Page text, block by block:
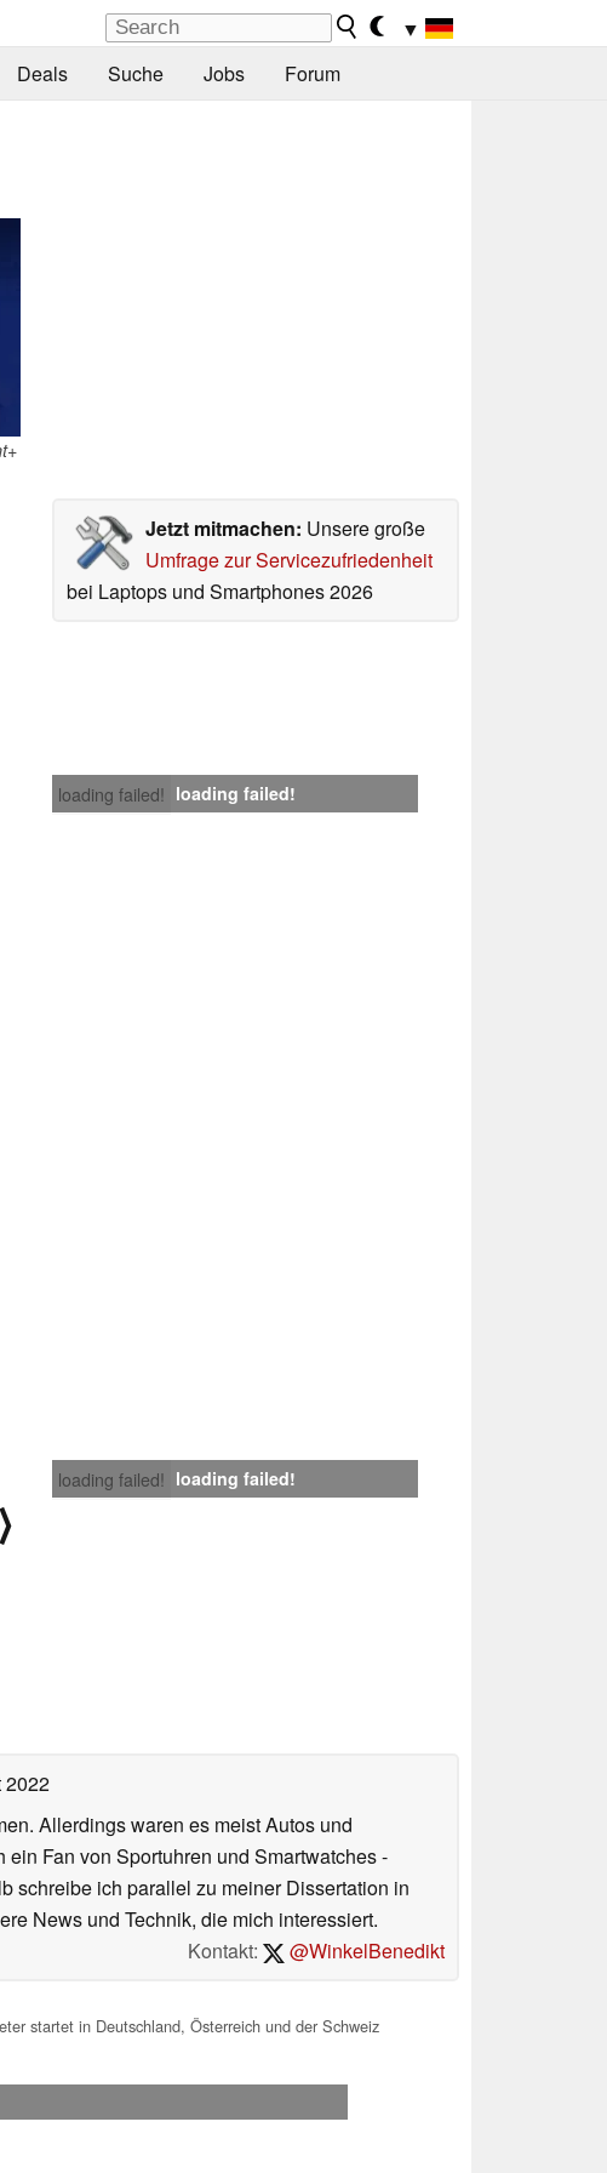
▼
Deals Suche Jobs Forum
Jetzt mitmachen: Unsere große
Umfrage zur Servicezufriedenheit
bei Laptops und Smartphones 2026
loading failed! loading failed!
loading failed! loading failed!
⟩
2022
Allerdings waren es meist Autos und
Fan von Sportuhren und Smartwatches -
schreibe ich parallel zu meiner Dissertation in
News und Technik, die mich interessiert.
Kontakt:
@WinkelBenedikt
startet in Deutschland, Österreich und der Schweiz